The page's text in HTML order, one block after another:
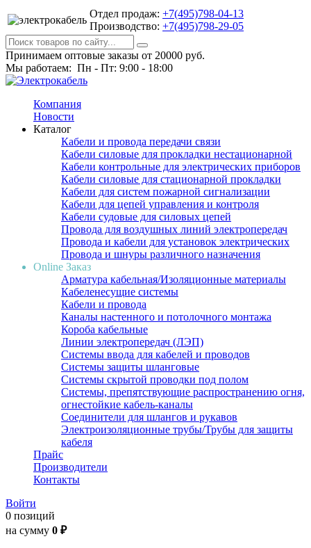
Отдел продаж: +7(495)798-04-13
Производство: +7(495)798-29-05
Принимаем оптовые заказы от 20000 руб.
Мы работаем: Пн - Пт: 9:00 - 18:00
Компания
Новости
Каталог
Кабели и провода передачи связи
Кабели силовые для прокладки нестационарной
Кабели контрольные для электрических приборов
Кабели силовые для стационарной прокладки
Кабели для систем пожарной сигнализации
Кабели для цепей управления и контроля
Кабели судовые для силовых цепей
Провода для воздушных линий электропередач
Провода и кабели для установок электрических
Провода и шнуры различного назначения
Online Заказ
Арматура кабельная/Изоляционные материалы
Кабеленесущие системы
Кабели и провода
Каналы настенного и потолочного монтажа
Короба кабельные
Линии электропередач (ЛЭП)
Системы ввода для кабелей и проводов
Системы защиты шланговые
Системы скрытой проводки под полом
Системы, препятствующие распространению огня,
огнестойкие кабель-каналы
Соединители для шлангов и рукавов
Электроизоляционные трубы/Трубы для защиты
кабеля
Прайс
Производители
Контакты
Войти
0 позиций
на сумму 0 ₽